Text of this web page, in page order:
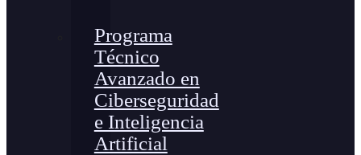
Programa
Técnico
Avanzado en
Ciberseguridad
e Inteligencia
Artificial